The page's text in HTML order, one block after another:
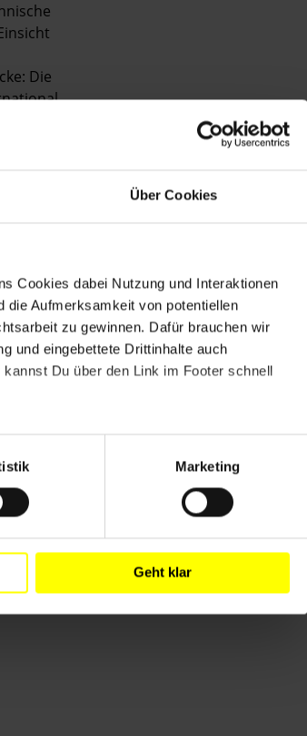
Über Cookies
Cookies dabei Nutzung und Interaktionen
die Aufmerksamkeit von potentiellen
zu gewinnen. Dafür brauchen wir
und eingebettete Drittinhalte auch
Du über den Link im Footer schnell
Marketing
Geht klar
Die
stehen
–
und
da
gerade
auch
wird, mit
ZARA